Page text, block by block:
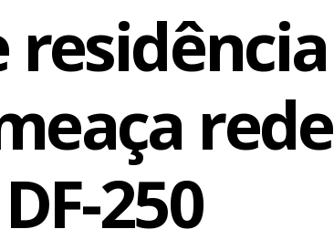
rede
250